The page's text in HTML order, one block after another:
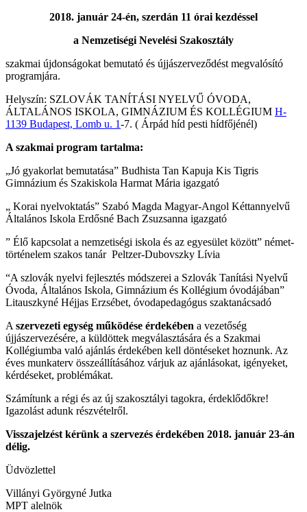
2018. január 24-én, szerdán 11 órai kezdéssel
a Nemzetiségi Nevelési Szakosztály
szakmai újdonságokat bemutató és újjászerveződést megvalósító
programjára.
Helyszín: SZLOVÁK TANÍTÁSI NYELVŰ ÓVODA,
ÁLTALÁNOS ISKOLA, GIMNÁZIUM ÉS KOLLÉGIUM H-
1139 Budapest, Lomb u. 1-7. ( Árpád híd pesti hídfőjénél)
A szakmai program tartalma:
„Jó gyakorlat bemutatása” Budhista Tan Kapuja Kis Tigris
Gimnázium és Szakiskola Harmat Mária igazgató
„ Korai nyelvoktatás” Szabó Magda Magyar-Angol Kéttannyelvű
Általános Iskola Erdősné Bach Zsuzsanna igazgató
” Élő kapcsolat a nemzetiségi iskola és az egyesület között” német-
történelem szakos tanár Peltzer-Dubovszky Lívia
“A szlovák nyelvi fejlesztés módszerei a Szlovák Tanítási Nyelvű
Óvoda, Általános Iskola, Gimnázium és Kollégium óvodájában”
Litauszkyné Héjjas Erzsébet, óvodapedagógus szaktanácsadó
A szervezeti egység működése érdekében a vezetőség
újjászervezésére, a küldöttek megválasztására és a Szakmai
Kollégiumba való ajánlás érdekében kell döntéseket hoznunk. Az
éves munkaterv összeállításához várjuk az ajánlásokat, igényeket,
kérdéseket, problémákat.
Számítunk a régi és az új szakosztályi tagokra, érdeklődőkre!
Igazolást adunk részvételről.
Visszajelzést kérünk a szervezés érdekében 2018. január 23-án
délig.
Üdvözlettel
Villányi Györgyné Jutka
MPT alelnök